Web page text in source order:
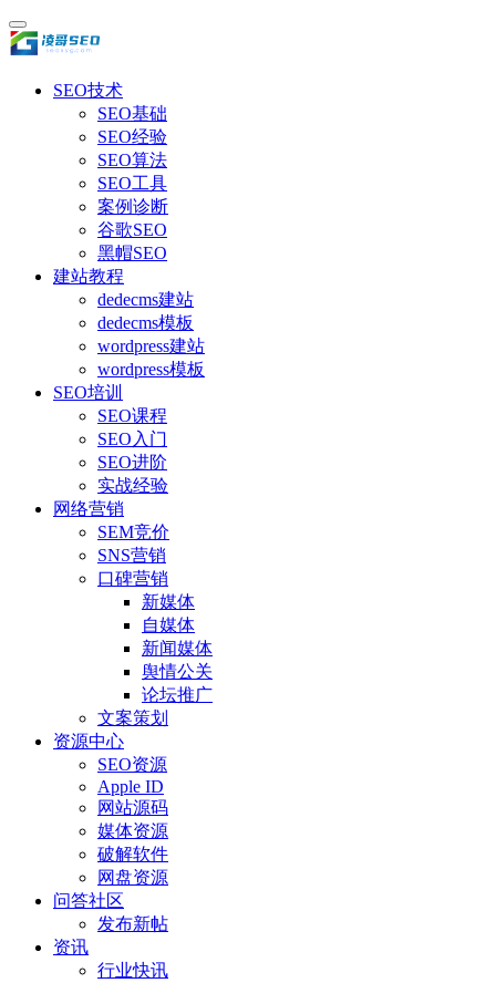
SEO技术
SEO基础
SEO经验
SEO算法
SEO工具
案例诊断
谷歌SEO
黑帽SEO
建站教程
dedecms建站
dedecms模板
wordpress建站
wordpress模板
SEO培训
SEO课程
SEO入门
SEO进阶
实战经验
网络营销
SEM竞价
SNS营销
口碑营销
新媒体
自媒体
新闻媒体
舆情公关
论坛推广
文案策划
资源中心
SEO资源
Apple ID
网站源码
媒体资源
破解软件
网盘资源
问答社区
发布新帖
资讯
行业快讯